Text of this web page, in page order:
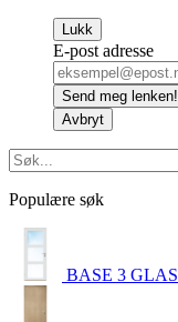
Lukk
E-post adresse
Send meg lenken!
Avbryt
Populære søk
BASE 3 GLAS